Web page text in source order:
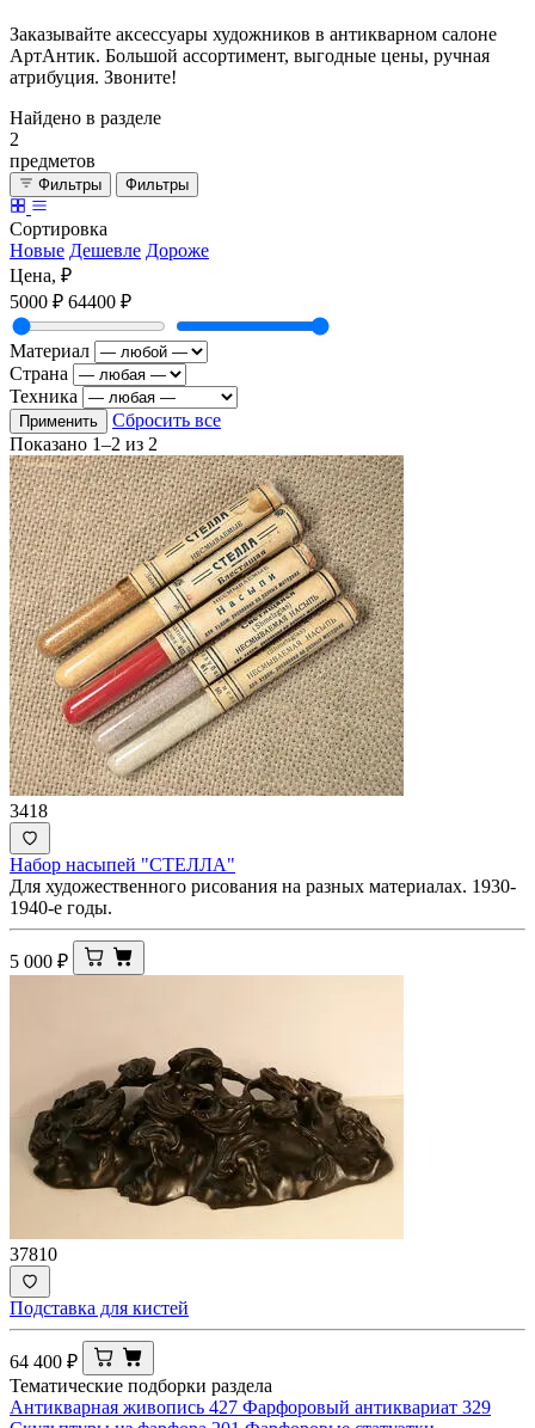
Заказывайте аксессуары художников в антикварном салоне
АртАнтик. Большой ассортимент, выгодные цены, ручная
атрибуция. Звоните!
Найдено в разделе
2
предметов
Фильтры Фильтры
Сортировка
Новые Дешевле Дороже
Цена, ₽
5000 ₽ 64400 ₽
Материал
Страна
Техника
Применить
Сбросить все
Показано 1–2 из 2
3418
Набор насыпей "СТЕЛЛА"
Для художественного рисования на разных материалах. 1930-
1940-е годы.
5 000 ₽
37810
Подставка для кистей
64 400 ₽
Тематические подборки раздела
Антикварная живопись 427 Фарфоровый антиквариат 329